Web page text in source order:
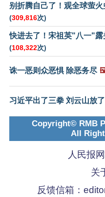
别折腾自己了！观全球萤
(309,816次)
快进去了！宋祖英"八一"露
(108,322次)
诛一恶则众恶惧 除恶务尽
习近平出了三拳 刘云山放
Copyright© RMB
All
人民报
关
反馈信箱：